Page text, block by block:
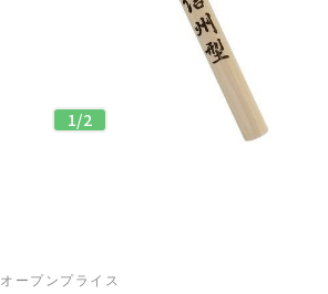
1/2
オープンプライス